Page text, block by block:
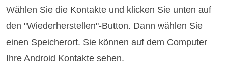
Wählen Sie die Kontakte und klicken Sie unten auf
den "Wiederherstellen"-Button. Dann wählen Sie
einen Speicherort. Sie können auf dem Computer
Ihre Android Kontakte sehen.